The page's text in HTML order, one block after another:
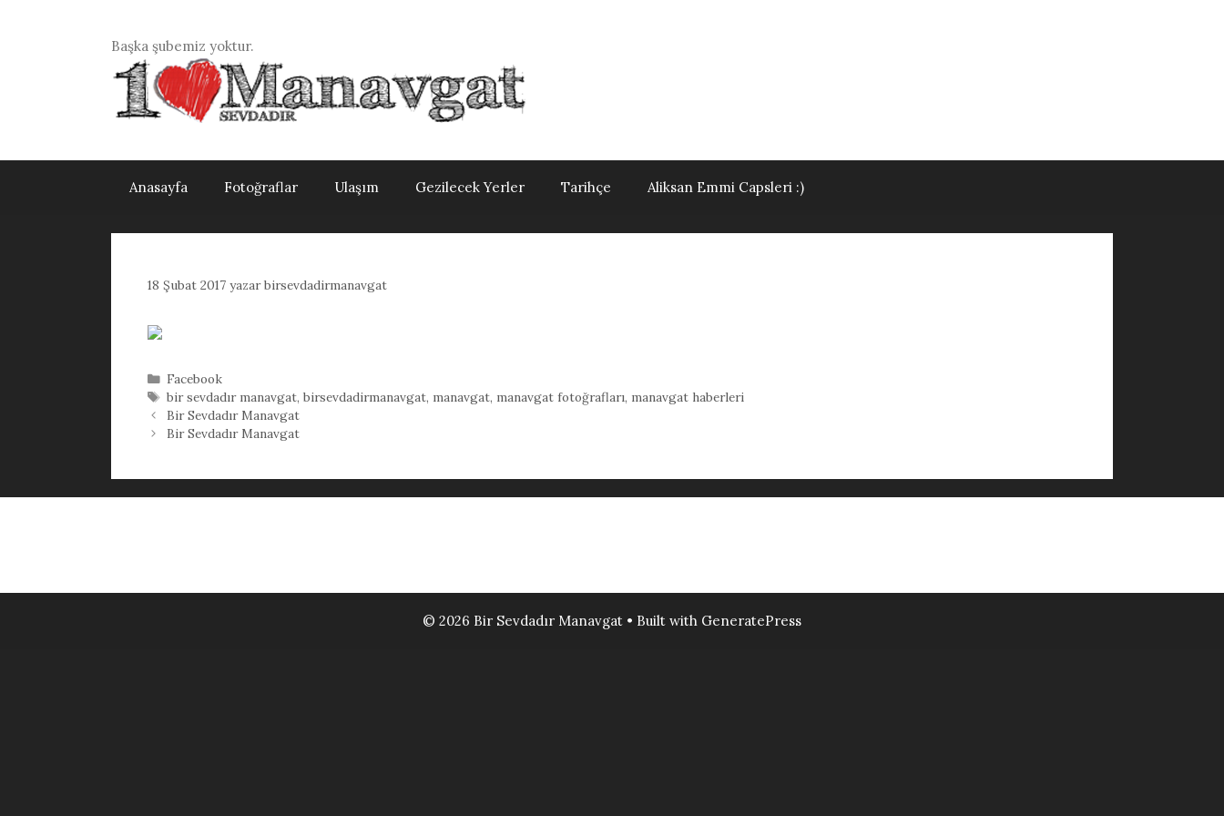
Başka şubemiz yoktur.
Anasayfa Fotoğraflar Ulaşım Gezilecek Yerler Tarihçe Aliksan Emmi Capsleri :)
18 Şubat 2017 yazarbirsevdadirmanavgat
Kategoriler
Facebook
Etiketler
bir sevdadır manavgat,birsevdadirmanavgat, manavgat, manavgat fotoğrafları, manavgat haberleri
Bir Sevdadır Manavgat
Bir Sevdadır Manavgat
© 2026 Bir Sevdadır Manavgat • Built with GeneratePress